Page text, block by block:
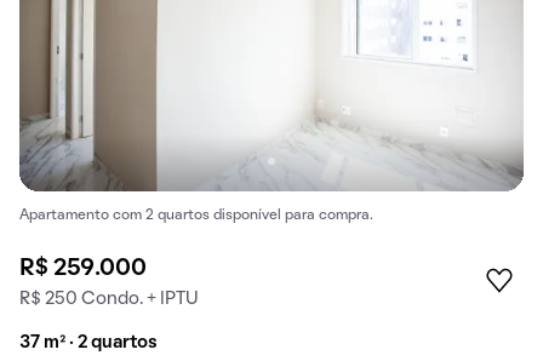
Apartamento com 2 quartos disponível para compra.
R$ 259.000
R$ 250 Condo. + IPTU
37 m² · 2 quartos